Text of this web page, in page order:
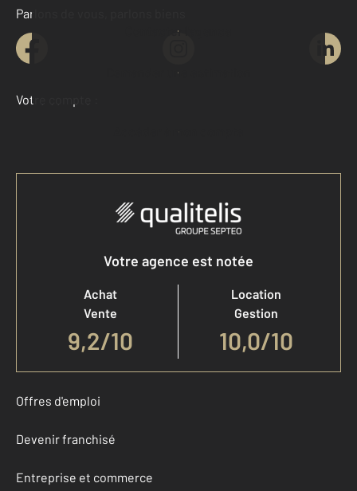
Contacter l'agence
Demander une estimation
Parlons de vous, parlons biens
Votre compte :
Accéder à mon compte
Votre agence est notée
Achat
Vente
9,2/10
Location
Gestion
10,0/10
Offres d'emploi
Devenir franchisé
Entreprise et commerce